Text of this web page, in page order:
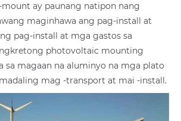
ay paunang natipon nang
maginhawa ang pag-install at
pag-install at mga gastos sa
photovoltaic mounting
sa magaan na aluminyo na mga plato
mag -transport at mai -install.